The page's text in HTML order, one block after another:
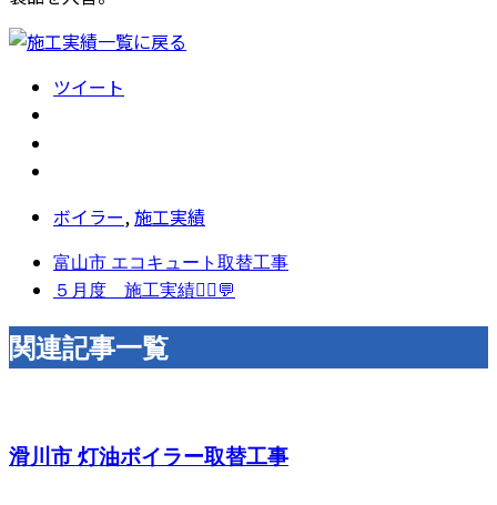
ツイート
ボイラー,施工実績
富山市 エコキュート取替工事
５月度 施工実績👷‍♂️💬
関連記事一覧
滑川市 灯油ボイラー取替工事